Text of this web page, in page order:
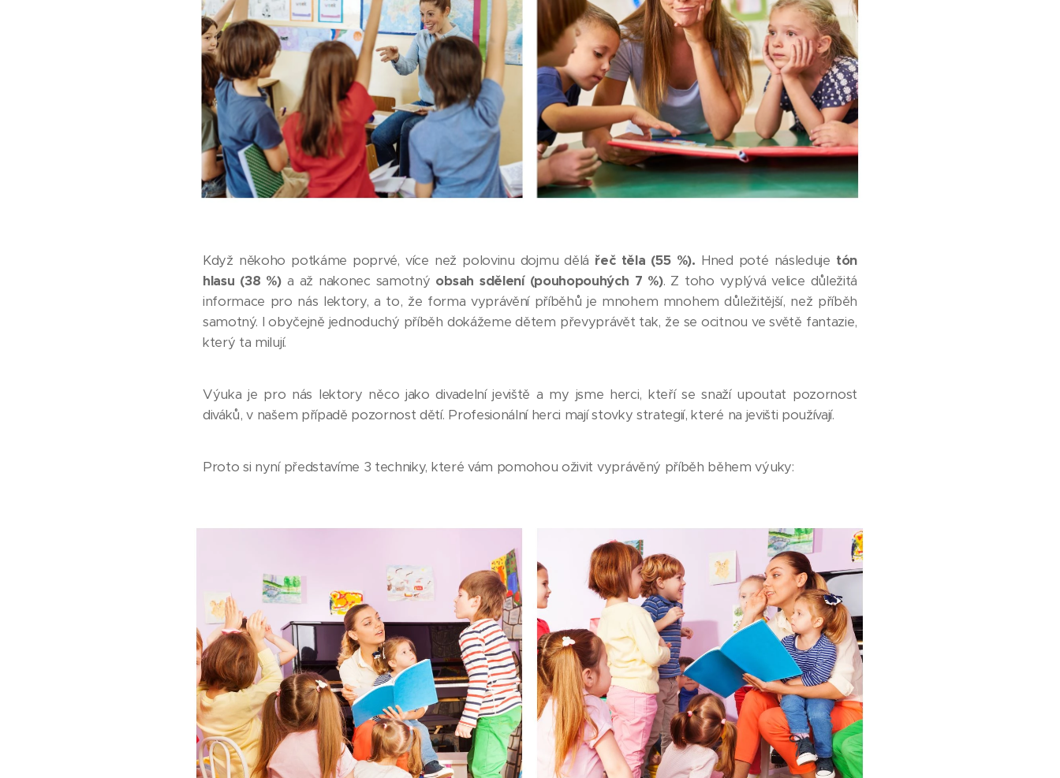
Když někoho potkáme poprvé, více než polovinu dojmu dělá řeč těla (55 %). Hned poté následuje tón
hlasu (38 %)a až nakonec samotný obsah sdělení (pouhopouhých 7 %). Z toho vyplývá velice důležitá
informace pro nás lektory, a to, že forma vyprávění příběhů je mnohem mnohem důležitější, než příběh
samotný. I obyčejně jednoduchý příběh dokážeme dětem převyprávět tak, že se ocitnou ve světě fantazie,
který ta milují.
Výuka je pro nás lektory něco jako divadelní jeviště a my jsme herci, kteří se snaží upoutat pozornost
diváků, v našem případě pozornost dětí. Profesionální herci mají stovky strategií, které na jevišti používají.
Proto si nyní představíme 3 techniky, které vám pomohou oživit vyprávěný příběh během výuky: